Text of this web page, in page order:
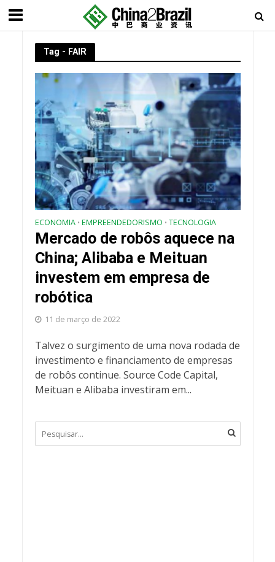
Tag - FAIR
ECONOMIA • EMPREENDEDORISMO • TECNOLOGIA
Mercado de robôs aquece na
China; Alibaba e Meituan
investem em empresa de
robótica
11 de março de 2022
Talvez o surgimento de uma nova rodada de
investimento e financiamento de empresas
de robôs continue. Source Code Capital,
Meituan e Alibaba investiram em...